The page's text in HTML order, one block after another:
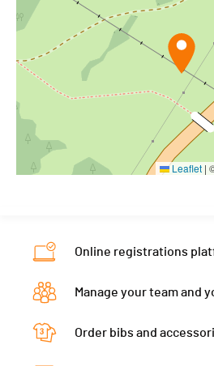
Leaflet |
Online registrations
Manage your team and
Order bibs and